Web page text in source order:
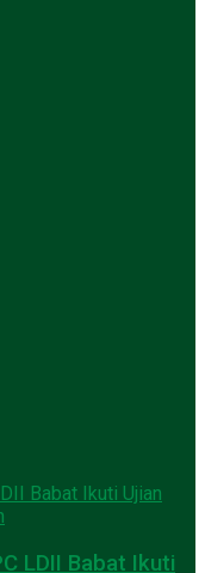
LDII Babat Ikuti